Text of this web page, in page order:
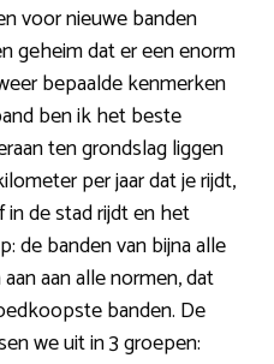
voor nieuwe banden
geheim dat er een enorm
bepaalde kenmerken
ben ik het beste
ten grondslag liggen
per jaar dat je rijdt,
de stad rijdt en het
de banden van bijna alle
aan alle normen, dat
banden. De
we uit in 3 groepen: